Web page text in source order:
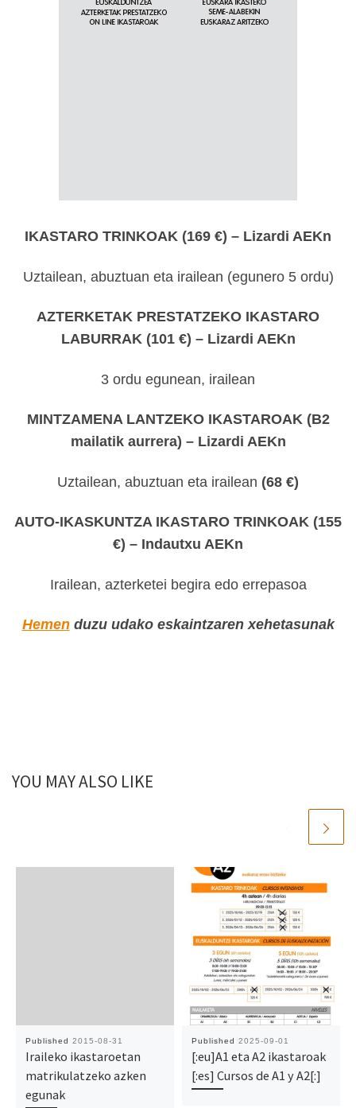
IKASTARO TRINKOAK (169 €) – Lizardi AEKn
Uztailean, abuztuan eta irailean (egunero 5 ordu)
AZTERKETAK PRESTATZEKO IKASTARO
LABURRAK (101 €) – Lizardi AEKn
3 ordu egunean, irailean
MINTZAMENA LANTZEKO IKASTAROAK (B2
mailatik aurrera) – Lizardi AEKn
Uztailean, abuztuan eta irailean (68 €)
AUTO-IKASKUNTZA IKASTARO TRINKOAK (155
€) – Indautxu AEKn
Irailean, azterketei begira edo errepasoa
Hemenduzu udako eskaintzaren xehetasunak
YOU MAY ALSO LIKE
Published 2015-08-31
Iraileko ikastaroetan
matrikulatzeko azken
egunak
Published 2025-09-01
[:eu]A1 eta A2 ikastaroak
[:es] Cursos de A1 y A2[:]